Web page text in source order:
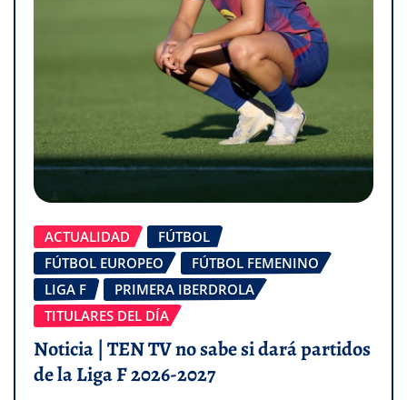
ACTUALIDAD
FÚTBOL
FÚTBOL EUROPEO
FÚTBOL FEMENINO
LIGA F
PRIMERA IBERDROLA
TITULARES DEL DÍA
Noticia | TEN TV no sabe si dará partidos
de la Liga F 2026-2027